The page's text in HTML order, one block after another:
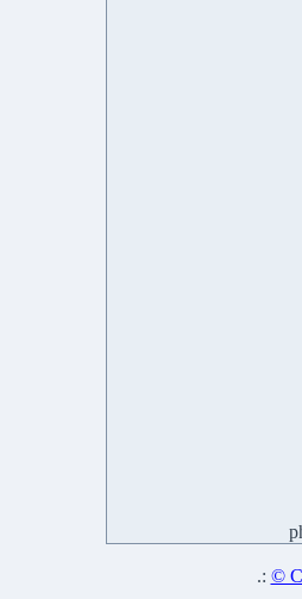
.: ©